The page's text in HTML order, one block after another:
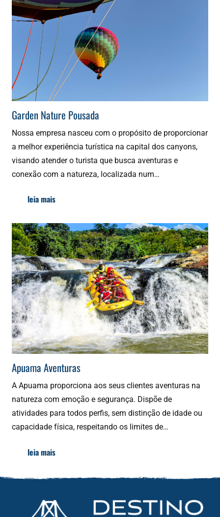
Garden Nature Pousada
Nossa empresa nasceu com o propósito de proporcionar
a melhor experiência turística na capital dos canyons,
visando atender o turista que busca aventuras e
conexão com a natureza, localizada num…
leia mais
Apuama Aventuras
A Apuama proporciona aos seus clientes aventuras na
natureza com emoção e segurança. Dispõe de
atividades para todos perfis, sem distinção de idade ou
capacidade física, respeitando os limites de…
leia mais